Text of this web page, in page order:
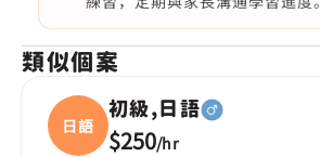
類似個案
日語
初級,日語
$250/hr